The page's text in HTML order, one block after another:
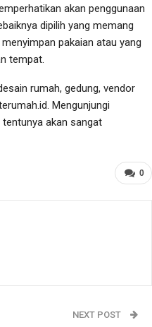
akan penggunaan
dipilih yang memang
pakaian atau yang
tempat.
rumah, gedung, vendor
Mengunjungi
akan sangat
0
NEXT POST